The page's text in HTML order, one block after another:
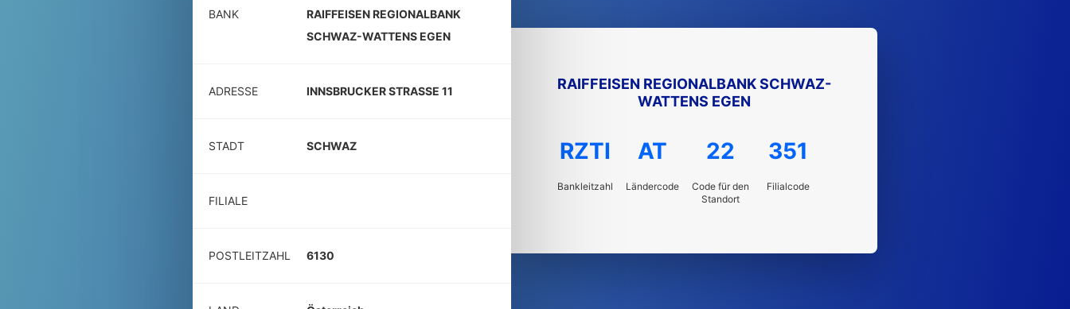
BANK
RAIFFEISEN REGIONALBANK
SCHWAZ-WATTENS EGEN
ADRESSE INNSBRUCKER STRASSE 11
STADT SCHWAZ
FILIALE
POSTLEITZAHL 6130
RAIFFEISEN REGIONALBANK SCHWAZ-
WATTENS EGEN
RZTI
Bankleitzahl
AT
Ländercode
22
Code für den
Standort
351
Filialcode